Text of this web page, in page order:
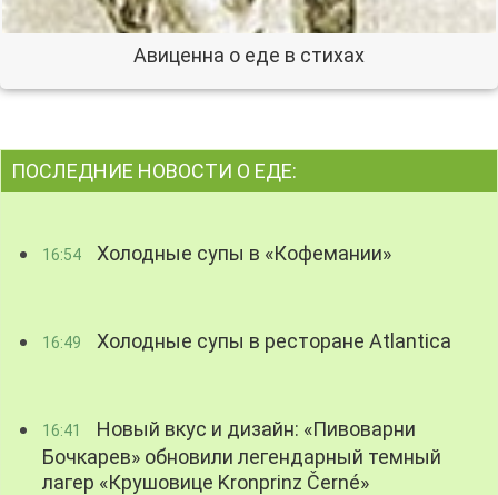
Авиценна о еде в стихах
ПОСЛЕДНИЕ НОВОСТИ О ЕДЕ:
16:54 Холодные супы в «Кофемании»
16:49 Холодные супы в ресторане Atlantica
16:41
Новый вкус и дизайн: «Пивоварни
Бочкарев» обновили легендарный темный
лагер «Крушовице Kronprinz Černé»